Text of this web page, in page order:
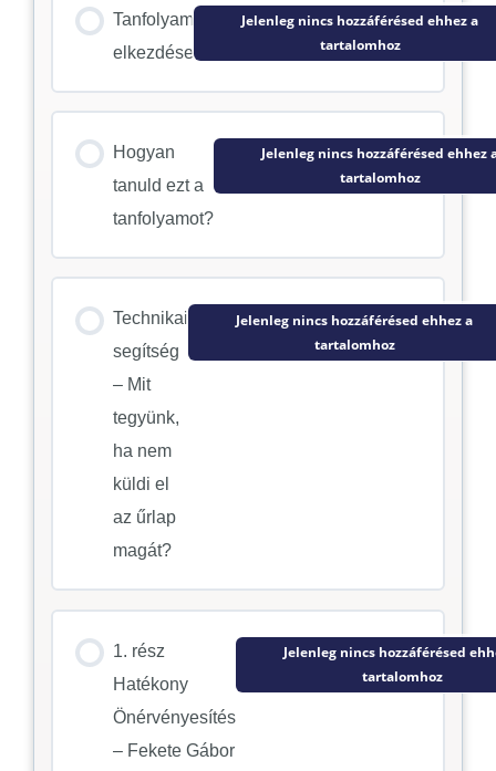
Tanfolyam
elkezdése
Jelenleg nincs hozzáférésed ehhez a
tartalomhoz
Hogyan
tanuld ezt a
tanfolyamot?
Jelenleg nincs hozzáférésed ehhez
tartalomhoz
Technikai
segítség
– Mit
tegyünk,
ha nem
küldi el
az űrlap
magát?
Jelenleg nincs hozzáférésed ehhez a
tartalomhoz
1. rész
Hatékony
Önérvényesítés
– Fekete Gábor
Jelenleg nincs hozzáférésed
tartalomhoz